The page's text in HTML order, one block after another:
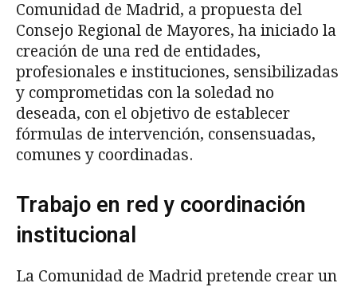
Comunidad de Madrid, a propuesta del
Consejo Regional de Mayores, ha iniciado la
creación de una red de entidades,
profesionales e instituciones, sensibilizadas
y comprometidas con la soledad no
deseada, con el objetivo de establecer
fórmulas de intervención, consensuadas,
comunes y coordinadas.
Trabajo en red y coordinación
institucional
La Comunidad de Madrid pretende crear un